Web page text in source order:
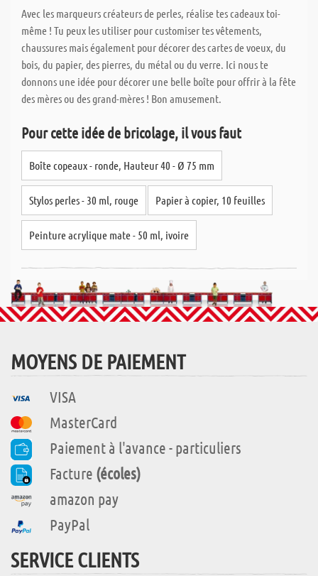
Avec les marqueurs créateurs de perles, réalise tes cadeaux toi-
même ! Tu peux les utiliser pour customiser tes vêtements,
chaussures mais également pour décorer des cartes de voeux, du
bois, du papier, des pierres, du métal ou du verre. Ici nous te
donnons une idée pour décorer une belle boîte pour offrir à la fête
des mères ou des grand-mères ! Bon amusement.
Pour cette idée de bricolage, il vous faut
Boîte copeaux - ronde, Hauteur 40 - Ø 75 mm
Stylos perles - 30 ml, rouge Papier à copier, 10 feuilles
Peinture acrylique mate - 50 ml, ivoire
MOYENS DE PAIEMENT
VISA
MasterCard
Paiement à l'avance - particuliers
Facture (écoles)
amazon pay
PayPal
SERVICE CLIENTS